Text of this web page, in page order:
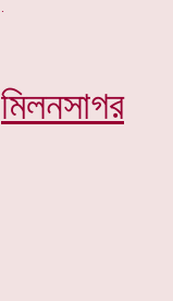
মিলনসাগর